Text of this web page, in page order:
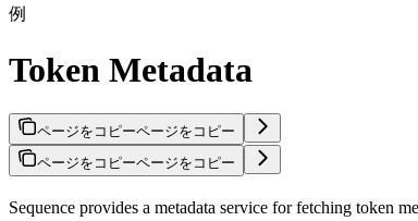
例
Token Metadata
ページをコピーページをコピー
ページをコピーページをコピー
Sequence provides a metadata service for fetching token